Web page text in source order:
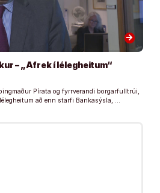
arrow_forward
– „Afrek í lélegheitum“
Pírata og fyrrverandi borgarfulltrúi,
að enn starfi Bankasýsla, …